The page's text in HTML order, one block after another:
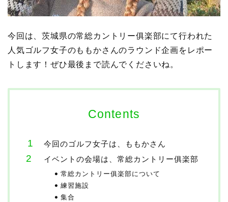
今回は、茨城県の常総カントリー俱楽部にて行われた
人気ゴルフ女子のももかさんのラウンド企画をレポー
トします！ぜひ最後まで読んでくださいね。
Contents
今回のゴルフ女子は、ももかさん
イベントの会場は、常総カントリー俱楽部
常総カントリー俱楽部について
練習施設
集合